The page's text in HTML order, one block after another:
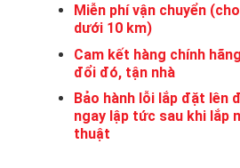
Miễn phí vận chuyển
dưới 10 km)
Cam kết hàng chính
đổi đó, tận nhà
Bảo hành lỗi lắp đặt lên
ngay lập tức sau khi lắp
thuật